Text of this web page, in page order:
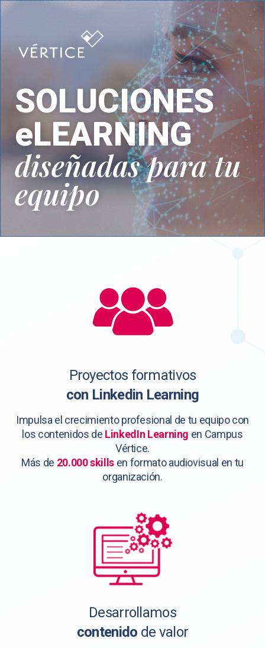
SOLUCIONES
eLEARNING
diseñadas para tu
equipo
Proyectos formativos
con Linkedin Learning
Impulsa el crecimiento profesional de tu equipo con
los contenidos de LinkedIn Learning en Campus
Vértice.
Más de 20.000 skills en formato audiovisual en tu
organización.
Desarrollamos
contenido de valor